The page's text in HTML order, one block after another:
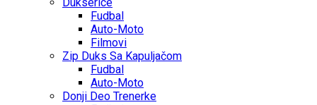
Fudbal
Auto-Moto
Filmovi
Zip Duks Sa Kapuljačom
Fudbal
Auto-Moto
Donji Deo Trenerke